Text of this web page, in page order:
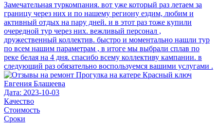
Замечательная туркомпания. вот уже который раз летаем за
границу через них и по нашему региону ездим, любим и
активный отдых на пару дней. и в этот раз тоже купили
очередной тур через них. вежливый персонал ,
дружественный коллектив. быстро и моментально нашли тур
по всем нашим параметрам , в итоге мы выбрали сплав по
реке белая на 4 дня. спасибо всему коллективу кампании. в
следующий раз обязательно воспользуемся вашими услугами .
Евгения Блашеева
Дата: 2023-10-03
Качество
Стоимость
Сроки